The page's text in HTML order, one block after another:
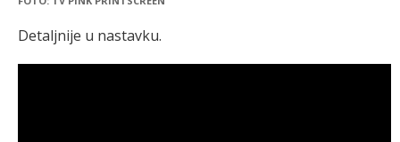
Detaljnije u nastavku.